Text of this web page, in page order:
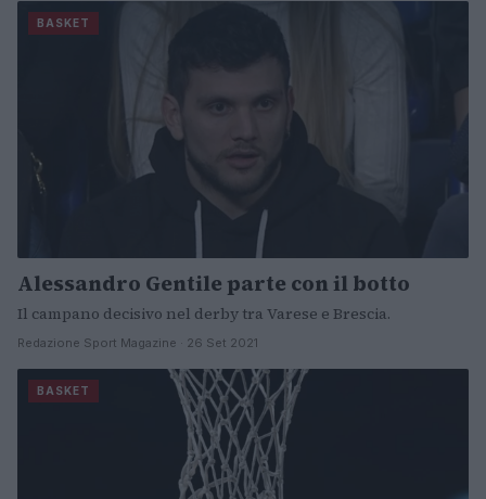
BASKET
Alessandro Gentile parte con il botto
Il campano decisivo nel derby tra Varese e Brescia.
Redazione Sport Magazine · 26 Set 2021
BASKET